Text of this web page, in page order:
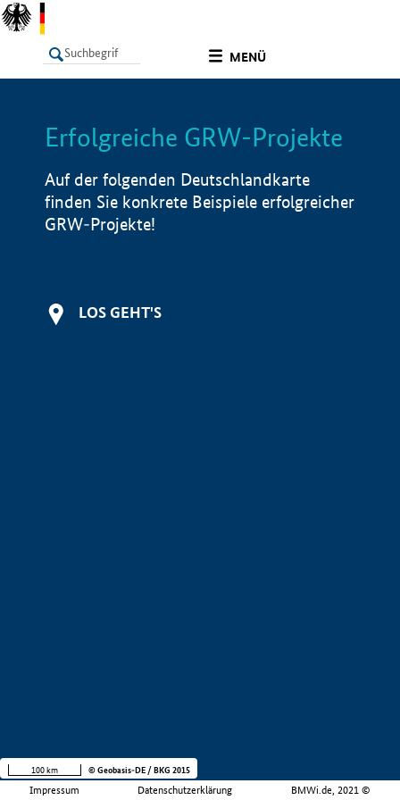
MENÜ
LISTE Info
Erfolgreiche GRW-Projekte
Auf der folgenden Deutschlandkarte
finden Sie konkrete Beispiele erfolgreicher
GRW-Projekte!
LOS GEHT'S
Impressum Datenschutzerklärung BMWi.de, 2021 ©
100 km © Geobasis-DE / BKG 2015